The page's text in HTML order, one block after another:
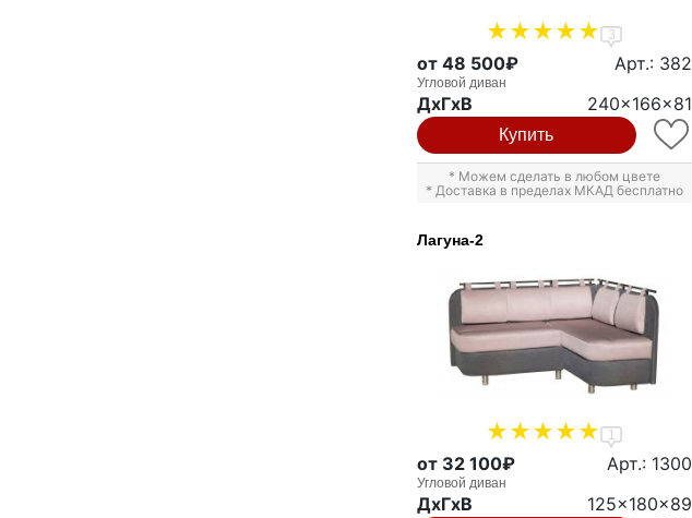
3
от 48 500₽ Арт.: 382
Угловой диван
ДxГxВ 240x166x81
Купить
* Можем сделать в любом цвете
* Доставка в пределах МКАД бесплатно
Лагуна-2
1
от 32 100₽ Арт.: 1300
Угловой диван
ДxГxВ 125x180x89